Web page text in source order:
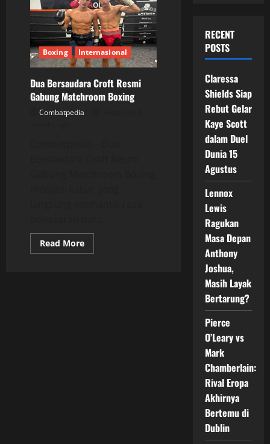
Boxing Internasional
Dua Bersaudara Croft Resmi
Gabung Matchroom Boxing
Combatpedia
Read MoreRead
more
RECENT
POSTS
Claressa
Shields Siap
Rebut Gelar
Kaye Scott
dalam Duel
Dunia 15
Agustus
Lennox
Lewis
Ragukan
Masa Depan
Anthony
Joshua,
Masih Layak
Bertarung?
Pierce
O’Leary vs
Mark
Chamberlain:
Rival Eropa
Akhirnya
Bertemu di
Dublin